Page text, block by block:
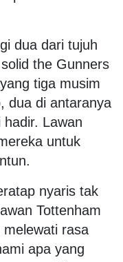
dua dari tujuh
the Gunners
tiga musim
dua di antaranya
Lawan
untuk
nyaris tak
Tottenham
melewati rasa
apa yang